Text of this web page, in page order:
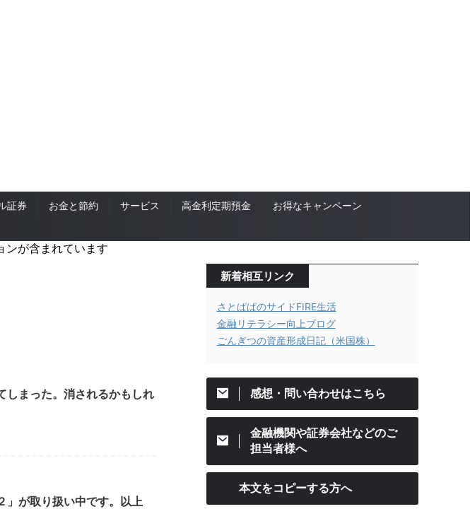
証券 お金と節約 サービス 高金利定期預金
お得なキャンペーン
ンが含まれています
しまった。消されるかもしれ
が取り扱い中です。以上
新着相互リンク
さとぱぱのサイドFIRE生活
金融リテラシー向上ブログ
ごんぎつの資産形成日記（米国株）
感想・問い合わせはこちら
金融機関や証券会社などのご
担当者様へ
本文をコピーする方へ